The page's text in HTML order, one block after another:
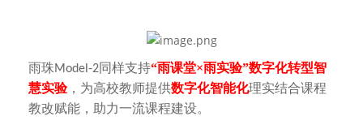
雨珠Model-2同样支持“雨课堂×雨实验”数字化转型智
慧实验，为高校教师提供数字化智能化理实结合课程
教改赋能，助力一流课程建设。